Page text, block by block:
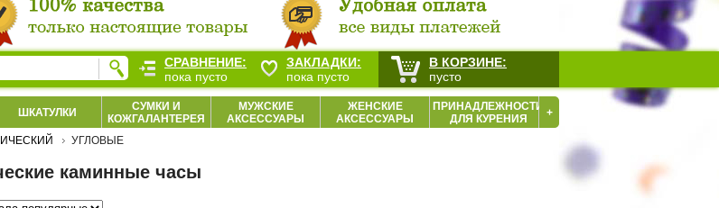
ШКАТУЛКИ
СУМКИ И
КОЖГАЛАНТЕРЕЯ
МУЖСКИЕ
АКСЕССУАРЫ
ЖЕНСКИЕ
АКСЕССУАРЫ
ПРИНАДЛЕЖНОСТИ
ДЛЯ КУРЕНИЯ
+
УГЛОВЫЕ
каминные часы
СРАВНЕНИЕ:
пока пусто
ЗАКЛАДКИ:
пока пусто
В КОРЗИНЕ:
пусто